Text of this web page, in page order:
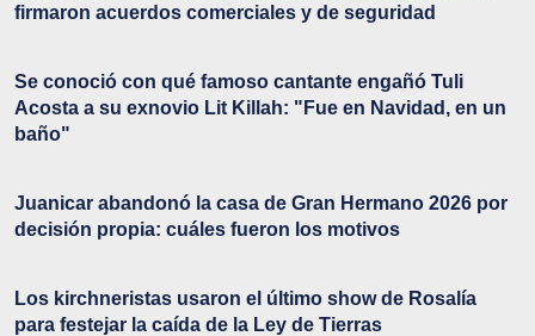
firmaron acuerdos comerciales y de seguridad
Se conoció con qué famoso cantante engañó Tuli
Acosta a su exnovio Lit Killah: "Fue en Navidad, en un
baño"
Juanicar abandonó la casa de Gran Hermano 2026 por
decisión propia: cuáles fueron los motivos
Los kirchneristas usaron el último show de Rosalía
para festejar la caída de la Ley de Tierras